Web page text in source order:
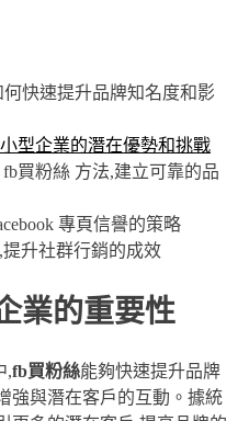
何快速提升品牌知名度和影
型企業的潛在優勢和挑戰
買粉絲 方法,建立可靠的品
專頁信譽的策略
升社群行銷的成效
業的重要性
,fb買粉絲能夠快速提升品牌
強與潛在客戶的互動。據統